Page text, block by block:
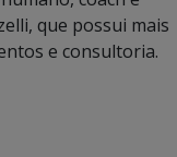
que possui mais
e consultoria.